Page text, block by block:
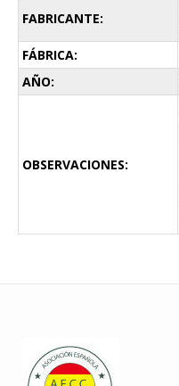
FABRICANTE:
FÁBRICA:
AÑO:
OBSERVACIONES: